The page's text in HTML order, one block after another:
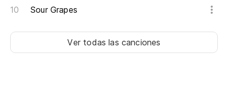
Sour Grapes
Ver todas las canciones